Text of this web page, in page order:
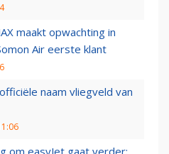
maakt opwachting in
Air eerste klant
naam vliegveld van
om easyJet gaat verder: